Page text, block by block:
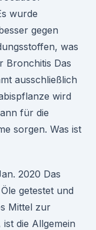
wurde
gegen
was
Bronchitis Das
ausschließlich
wird
für die
sorgen. Was ist
2020 Das
getestet und
Mittel zur
die Allgemein